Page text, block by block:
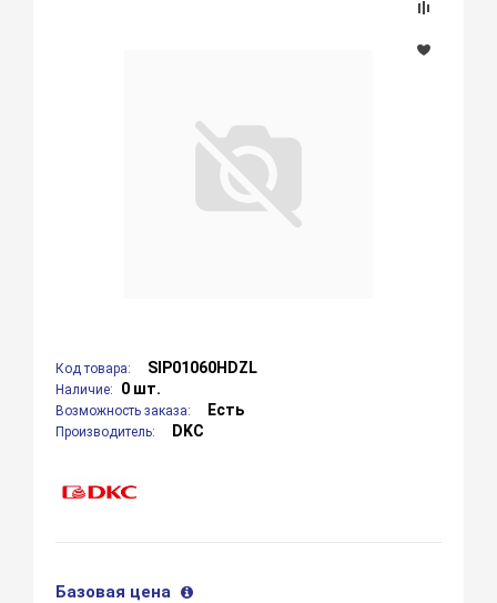
Код товара: SIP01060HDZL
Наличие: 0 шт.
Возможность заказа: Есть
Производитель: DKC
Базовая цена